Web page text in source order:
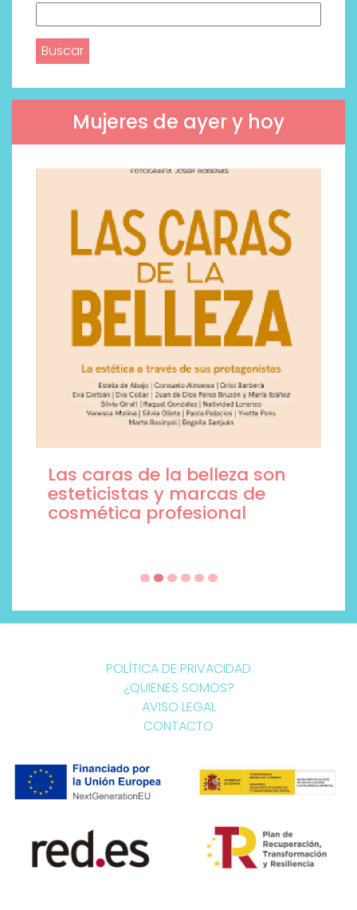
Mujeres de ayer y hoy
Las caras de la belleza son
esteticistas y marcas de
cosmética profesional
POLÍTICA DE PRIVACIDAD
¿QUIENES SOMOS?
AVISO LEGAL
CONTACTO